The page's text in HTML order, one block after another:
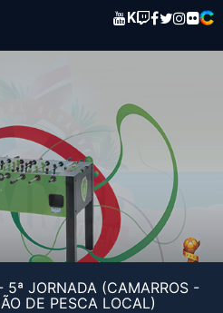
K
5ª JORNADA (CAMARROS -
DE PESCA LOCAL)